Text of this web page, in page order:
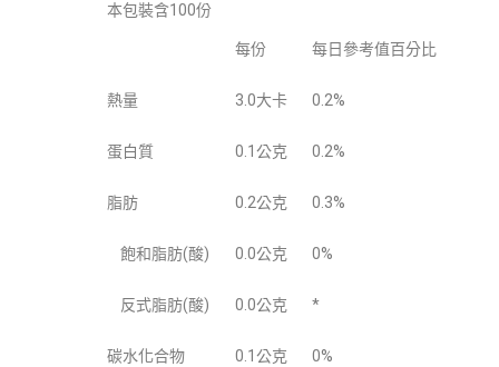
本包裝含100份
每份 每日參考值百分比
熱量 3.0大卡 0.2%
蛋白質 0.1公克 0.2%
脂肪 0.2公克 0.3%
飽和脂肪(酸) 0.0公克 0%
反式脂肪(酸) 0.0公克 *
碳水化合物 0.1公克 0%